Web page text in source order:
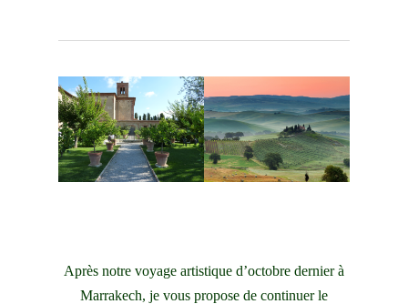
Après notre voyage artistique d’octobre dernier à
Marrakech, je vous propose de continuer le